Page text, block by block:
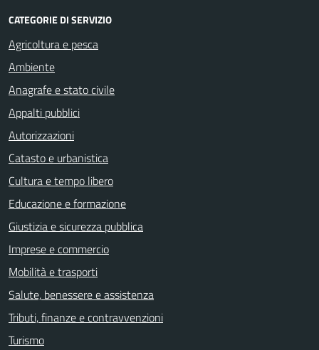
CATEGORIE DI SERVIZIO
Agricoltura e pesca
Ambiente
Anagrafe e stato civile
Appalti pubblici
Autorizzazioni
Catasto e urbanistica
Cultura e tempo libero
Educazione e formazione
Giustizia e sicurezza pubblica
Imprese e commercio
Mobilità e trasporti
Salute, benessere e assistenza
Tributi, finanze e contravvenzioni
Turismo